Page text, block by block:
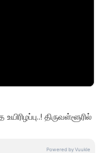
திருவள்ளூரில்